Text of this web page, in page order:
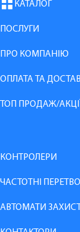
КАТАЛОГ
ПОСЛУГИ
ПРО КОМПАНІЮ
ОПЛАТА ТА
ТОП ПРОДАЖ/
КОНТРОЛЕРИ
ЧАСТОТНІ
АВТОМАТИ